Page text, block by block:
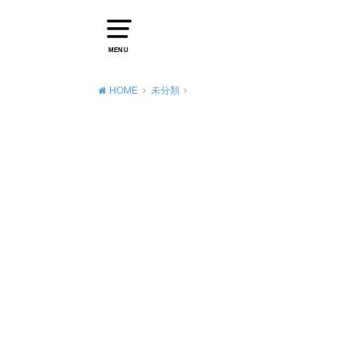
MENU
HOME 未分類